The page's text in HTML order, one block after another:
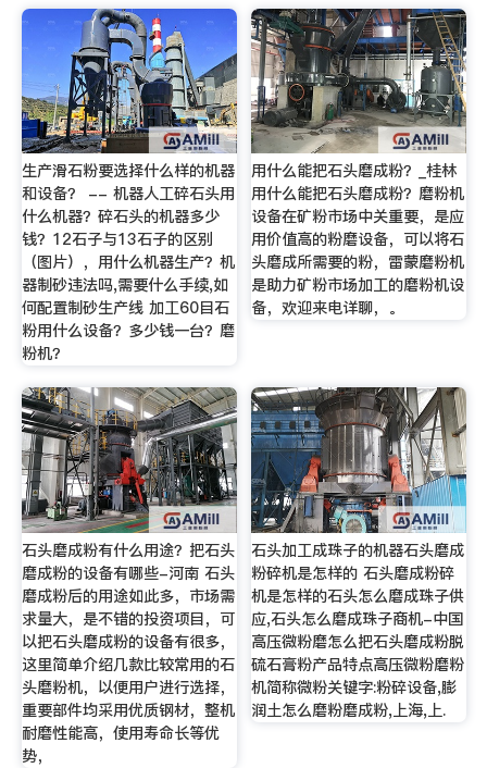
生产滑石粉要选择什么样的机器
和设备？ -- 机器人工碎石头用
什么机器？碎石头的机器多少
钱？12石子与13石子的区别
（图片），用什么机器生产？机
器制砂违法吗,需要什么手续,如
何配置制砂生产线 加工60目石
粉用什么设备？多少钱一台？磨
粉机？
用什么能把石头磨成粉？_桂林
用什么能把石头磨成粉？磨粉机
设备在矿粉市场中关重要，是应
用价值高的粉磨设备，可以将石
头磨成所需要的粉，雷蒙磨粉机
是助力矿粉市场加工的磨粉机设
备，欢迎来电详聊，。
石头磨成粉有什么用途？把石头
磨成粉的设备有哪些-河南 石头
磨成粉后的用途如此多，市场需
求量大，是不错的投资项目，可
以把石头磨成粉的设备有很多，
这里简单介绍几款比较常用的石
头磨粉机，以便用户进行选择，
重要部件均采用优质钢材，整机
耐磨性能高，使用寿命长等优
势，
石头加工成珠子的机器石头磨成
粉碎机是怎样的 石头磨成粉碎
机是怎样的石头怎么磨成珠子供
应,石头怎么磨成珠子商机-中国
高压微粉磨怎么把石头磨成粉脱
硫石膏粉产品特点高压微粉磨粉
机简称微粉关键字:粉碎设备,膨
润土怎么磨粉磨成粉,上海,上.